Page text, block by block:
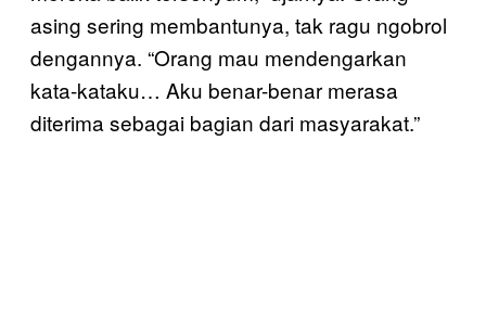
asing sering membantunya, tak ragu ngobrol
dengannya. “Orang mau mendengarkan
kata-kataku… Aku benar-benar merasa
diterima sebagai bagian dari masyarakat.”